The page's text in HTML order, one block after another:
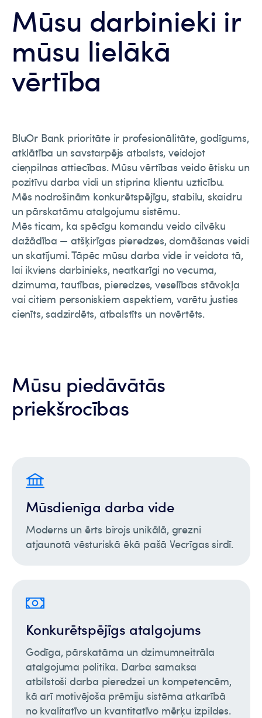
Mūsu darbinieki ir
mūsu lielākā
vērtība
BluOr Bank prioritāte ir profesionālitāte, godīgums,
atklātība un savstarpējs atbalsts, veidojot
cieņpilnas attiecības. Mūsu vērtības veido ētisku un
pozitīvu darba vidi un stiprina klientu uzticību.
Mēs nodrošinām konkurētspējīgu, stabilu, skaidru
un pārskatāmu atalgojumu sistēmu.
Mēs ticam, ka spēcīgu komandu veido cilvēku
dažādība — atšķirīgas pieredzes, domāšanas veidi
un skatījumi. Tāpēc mūsu darba vide ir veidota tā,
lai ikviens darbinieks, neatkarīgi no vecuma,
dzimuma, tautības, pieredzes, veselības stāvokļa
vai citiem personiskiem aspektiem, varētu justies
cienīts, sadzirdēts, atbalstīts un novērtēts.
Mūsu piedāvātās
priekšrocības
Mūsdienīga darba vide
Moderns un ērts birojs unikālā, grezni
atjaunotā vēsturiskā ēkā pašā Vecrīgas sirdī.
Konkurētspējīgs atalgojums
Godīga, pārskatāma un dzimumneitrāla
atalgojuma politika. Darba samaksa
atbilstoši darba pieredzei un kompetencēm,
kā arī motivējoša prēmiju sistēma atkarībā
no kvalitatīvo un kvantitatīvo mērķu izpildes.